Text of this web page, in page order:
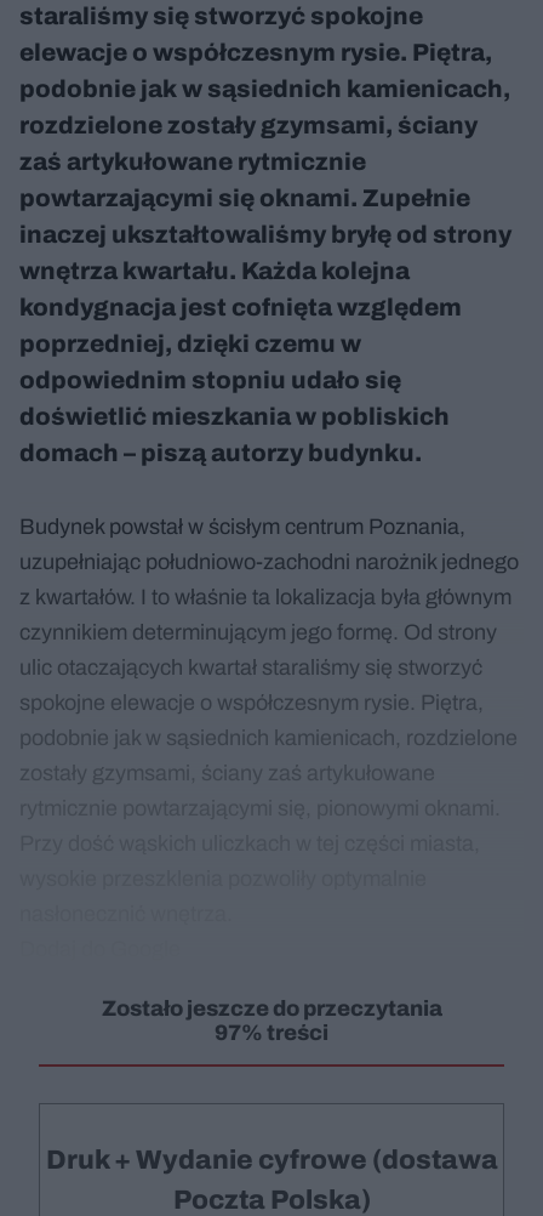
staraliśmy się stworzyć spokojne
elewacje o współczesnym rysie. Piętra,
podobnie jak w sąsiednich kamienicach,
rozdzielone zostały gzymsami, ściany
zaś artykułowane rytmicznie
powtarzającymi się oknami. Zupełnie
inaczej ukształtowaliśmy bryłę od strony
wnętrza kwartału. Każda kolejna
kondygnacja jest cofnięta względem
poprzedniej, dzięki czemu w
odpowiednim stopniu udało się
doświetlić mieszkania w pobliskich
domach – piszą autorzy budynku.
Budynek powstał w ścisłym centrum Poznania,
uzupełniając południowo-zachodni narożnik jednego
z kwartałów. I to właśnie ta lokalizacja była głównym
czynnikiem determinującym jego formę. Od strony
ulic otaczających kwartał staraliśmy się stworzyć
spokojne elewacje o współczesnym rysie. Piętra,
podobnie jak w sąsiednich kamienicach, rozdzielone
zostały gzymsami, ściany zaś artykułowane
Zostało jeszcze do przeczytania
97% treści
Druk + Wydanie cyfrowe (dostawa
Poczta Polska)